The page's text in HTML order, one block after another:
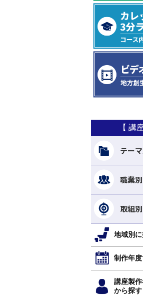
【 講
テー
職業
取組
地域別
制作年
講座製
から探す